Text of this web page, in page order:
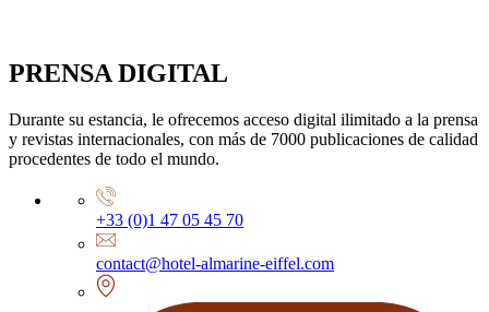
PRENSA DIGITAL
Durante su estancia, le ofrecemos acceso digital ilimitado a la prensa
y revistas internacionales, con más de 7000 publicaciones de calidad
procedentes de todo el mundo.
+33 (0)1 47 05 45 70
contact@hotel-almarine-eiffel.com